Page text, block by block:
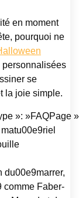
en moment
pourquoi ne
personnalisées
se
la joie simple.
»: »FAQPage
du00e9marrer,
comme Faber-